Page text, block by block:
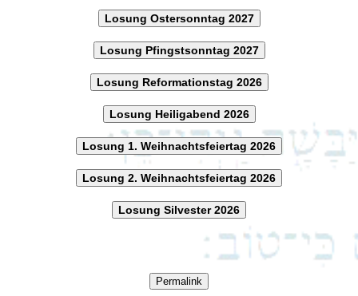
Losung Ostersonntag 2027
Losung Pfingstsonntag 2027
Losung Reformationstag 2026
Losung Heiligabend 2026
Losung 1. Weihnachtsfeiertag 2026
Losung 2. Weihnachtsfeiertag 2026
Losung Silvester 2026
Permalink